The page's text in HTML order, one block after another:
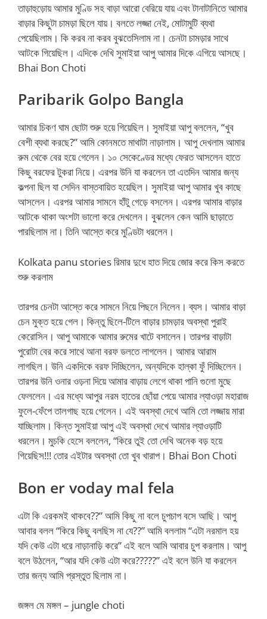
তাড়াহুড়োয় আমার মুণ্ডি সহ বাড়া আরো বেরিয়ে যায় এবং টানাটানিতে আমার
বাড়ার কিছুটা চামড়া ছিলে যায়। বলতে লজ্জা নেই, মোটামুটি ব্যথা
পেয়েছিলাম। কি করব না করব বুঝতেসিলাম না। চেনটা চামড়ার সাথে
আটকে গিয়েছিল। এদিকে দেখি সুমাইয়া আপু আমার দিকে এগিয়ে আসছে।
Bhai Bon Choti
Paribarik Golpo Bangla
আমার চিকণ ঘাম ছোটা শুরু হয়ে গিয়েছিল। সুমাইয়া আপু বললেন, “খুব
বেশী ব্যথা করছে?” আমি কোনমতে মাথাটা নাড়ালাম। আপু দেখলাম আমার
রুম থেকে বের হয়ে গেলেন। ১০ সেকেণ্ডের মধ্যে ফেরত আসলেন হাতে
কিছু বরফের টুকরা নিয়ে। এরপর উনি যা করলেন তা এতদিন আমার জন্য
কল্পনা ছিল যা সেদিন বাস্তবায়িত হয়েছিল। সুমাইয়া আপু আমার খুব কাছে
আসলেন। এরপর আমার সামনে হাঁটু গেড়ে বসলেন। এরপর আমার বাড়ার
আটকে থাকা অংশটা ভালো করে দেখলেন। বুঝলেন কেন আমি ছাড়াতে
পারছিলাম না। তিনি আস্তে করে মুণ্ডিটা ধরলেন।
Kolkata panu stories রিমার দুধে হাত দিয়ে জোর করে কিস করতে
শুরু করলাম
তারপর চেনটা আস্তে করে সামনে নিয়ে পিছনে নিলেন। ব্যস। আমার বাড়া
চেন মুক্ত হয়ে গেল। কিন্তু ছিলে-টিলে বাড়ার চামড়ার অবস্থা পুরাই
কেরোসিন। আপু আমাকে আমার রুমের খাটে বসালেন। তারপর বাড়াটা
পুরোটা বের করে সাথে আনা বরফ ডলতে লাগলেন। আমার আরাম
লাগছিল। উনি একদিকে বরফ দিচ্ছিলেন, অন্যদিকে হাল্কা ফুঁ দিচ্ছিলেন।
তারপর উনি ওনার ওড়না দিয়ে আমার বাড়ায় লেগে থাকা পানি গুলো মুছে
ফেললেন। এর মধ্যে আপুর নরম হাতের ছোঁয়া পেয়ে আমার ল্যাওড়া মহারাজ
ফুলে-ফেঁপে তালগাছ হয়ে গেলেন। এই অবস্থা দেখে আমি তো লজ্জায় মারা
যাচ্ছিলাম। কিন্ত সুমাইয়া আপু এই অবস্থা দেখে আমার ল্যাওড়াটি
ধরলেন। মুচকি হেসে বললেন, “কিরে তুই তো দেখি অনেক বড় হয়ে
গিয়েছিস!!! তোর এইটার অবস্থা তো খুব খারাপ। Bhai Bon Choti
Bon er voday mal fela
এটা কি এরকমই থাকবে??” আমি কিছু না বলে চুপচাপ বসে আছি। আপু
আবার বলল “কিরে কিছু বলছিস না যে??” আমি বললাম “এটা নরমাল হয়
যদি কেউ এটা ধরে নাড়ানাড়ি করে” এই বলে আমি আবার চুপ করলাম। আপু
বলে উঠলেন, “আর যদি কেউ এটা করে?????” এই বলে উনি যা করলেন
তার জন্য আমি প্রস্তুত ছিলাম না।
জঙ্গল মে মঙ্গল – jungle choti